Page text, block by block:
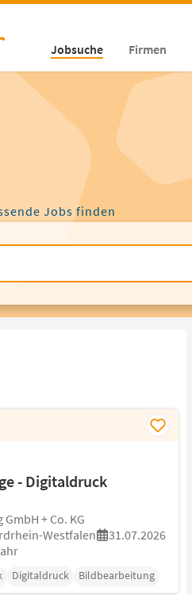
Jobsuche Firmen
Jobs finden
- Digitaldruck
+ Co. KG
Westfalen
31.07.2026
Digitaldruck Bildbearbeitung